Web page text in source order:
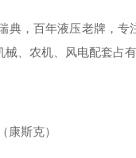
典，百年液压老牌，
、农机、风电配套占有
康斯克）